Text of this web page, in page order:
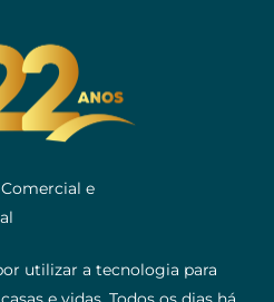
e
utilizar a tecnologia para